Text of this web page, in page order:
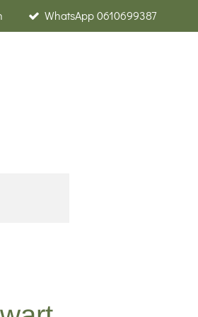
WhatsApp 0610699387